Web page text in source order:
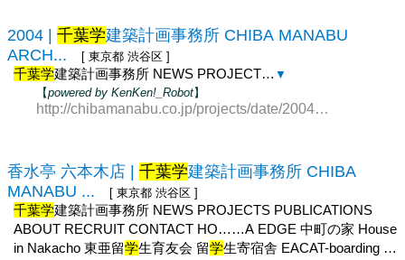
2004 | 千葉学建築計画事務所 CHIBA MANABU
ARCH...
[ 東京都 渋谷区 ]
千葉学建築計画事務所 NEWS PROJECT… ▼
【powered by KenKen!_Robot】
http://chibamanabu.co.jp/projects/date/2004/
香水亭 六本木店 | 千葉学建築計画事務所 CHIBA
MANABU ...
[ 東京都 渋谷区 ]
千葉学建築計画事務所 NEWS PROJECTS PUBLICATIONS
ABOUT RECRUIT CONTACT HO……A EDGE 中町の家 House
in Nakacho 東亜留学生育友会 留学生寄宿舎 EACAT-boarding …